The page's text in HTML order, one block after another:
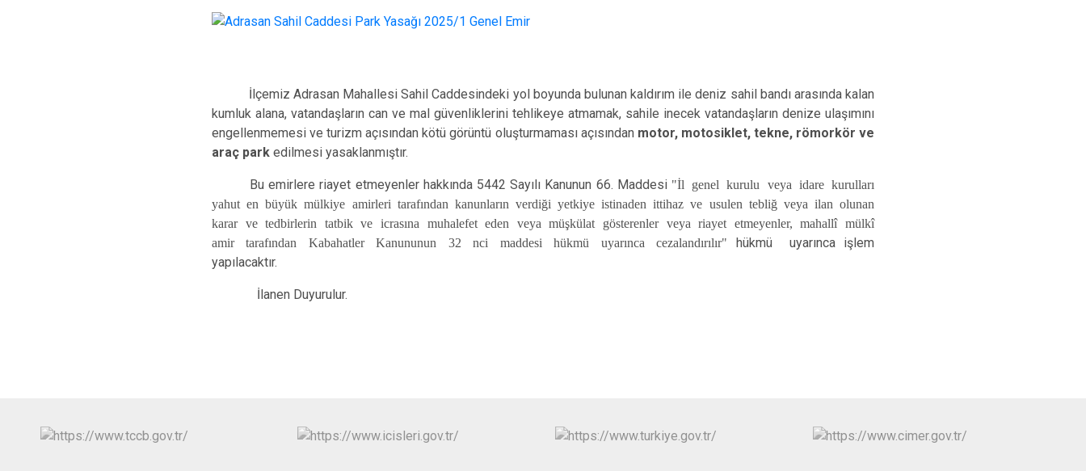
Gündoğmuş
İbradı
Kaş
Kemer
Döşemealtı
Kepez
Muratpaşa
İlçemiz Adrasan Mahallesi Sahil Caddesindeki yol boyunda bulunan kaldırım ile deniz sahil bandı arasında kalan
kumluk alana, vatandaşların can ve mal güvenliklerini tehlikeye atmamak, sahile inecek vatandaşların denize ulaşımını
engellenmemesi ve turizm açısından kötü görüntü oluşturmaması açısından motor, motosiklet, tekne, römorkör ve
araç park edilmesi yasaklanmıştır.
Bu emirlere riayet etmeyenler hakkında 5442 Sayılı Kanunun 66. Maddesi "İl genel kurulu veya idare kurulları
yahut en büyük mülkiye amirleri tarafından kanunların verdiği yetkiye istinaden ittihaz ve usulen tebliğ veya ilan olunan
karar ve tedbirlerin tatbik ve icrasına muhalefet eden veya müşkülat gösterenler veya riayet etmeyenler, mahallî mülkî
amir tarafından Kabahatler Kanununun 32 nci maddesi hükmü uyarınca cezalandırılır"
hükmü uyarınca işlem
yapılacaktır.
İlanen Duyurulur.